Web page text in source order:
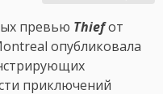
превью Thiefот
опубликовала
приключений